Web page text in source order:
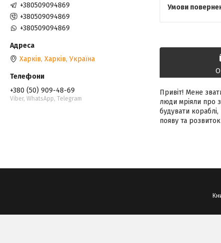
Привіт! Мене
люди мріяли про
будувати
появу та
+380509094869
+380509094869
+380509094869
Харків, Харків, Україна
+380 (50) 909-48-69
Viber, WhatsApp, Telegram